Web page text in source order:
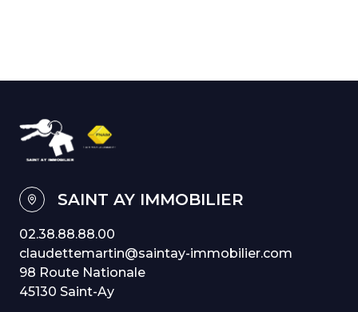
SAINT AY IMMOBILIER
02.38.88.88.00
claudettemartin@saintay-immobilier.com
98 Route Nationale
45130 Saint-Ay